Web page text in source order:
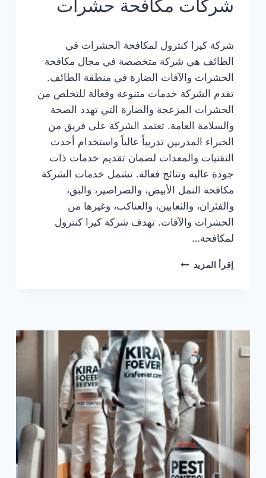
شركات مكافحة حشرات
شركة كيرا كنترول لمكافحة الحشرات في
الطائف هي شركة متخصصة في مجال مكافحة
الحشرات والآفات الضارة في منطقة الطائف.
تقدم الشركة خدمات متنوعة وفعالة للتخلص من
الحشرات المزعجة والضارة التي تهدد الصحة
والسلامة العامة. تعتمد الشركة على فريق من
الخبراء المدربين تدريباً عالياً واستخدام أحدث
التقنيات والمعدات لضمان تقديم خدمات ذات
جودة عالية ونتائج فعالة. تشمل خدمات الشركة
مكافحة النمل الأبيض، والصراصير، والبق،
والفئران، والثعابين، والعناكب، وغيرها من
الحشرات والآفات. تهدف شركة كيرا كنترول
لمكافحة…
إقرأ المزيد كيرا